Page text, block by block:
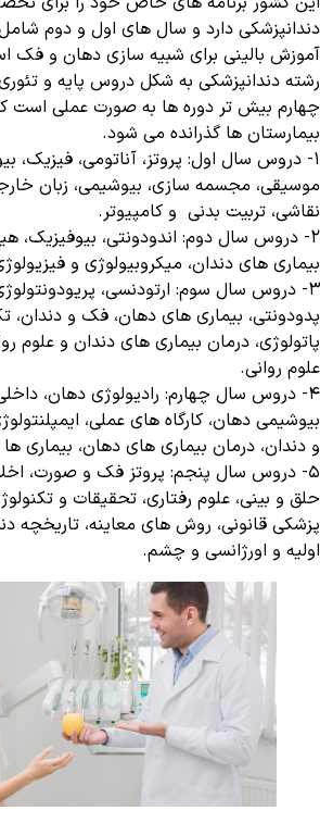
دندانپزشکی دارد و سال های اول و دوم
آموزش بالینی برای شبیه سازی دهان و فک
رشته دندانپزشکی به شکل دروس پایه و
چهارم بیش تر دوره ها به صورت عملی است
بیمارستان ها گذرانده می شود.
۱- دروس سال اول: پروتز، آناتومی، فیزیک،
موسیقی، مجسمه سازی، بیوشیمی، زبان
نقاشی، تربیت بدنی و کامپیوتر.
۲- دروس سال دوم: اندودونتی، بیوفیزیک،
بیماری های دندان، میکروبیولوژی و
۳- دروس سال سوم: ارتودنسی،
پدودونتی، بیماری های دهان، فک و دندان،
پاتولوژی، درمان بیماری های دندان و علوم
علوم روانی.
۴- دروس سال چهارم: رادیولوژی دهان،
بیوشیمی دهان، کارگاه های عملی،
و دندان، درمان بیماری های دهان، بیماری
۵- دروس سال پنجم: پروتز فک و صورت،
حلق و بینی، علوم رفتاری، تحقیقات و
پزشکی قانونی، روش های معاینه، تاریخچه
اولیه و اورژانسی و چشم.